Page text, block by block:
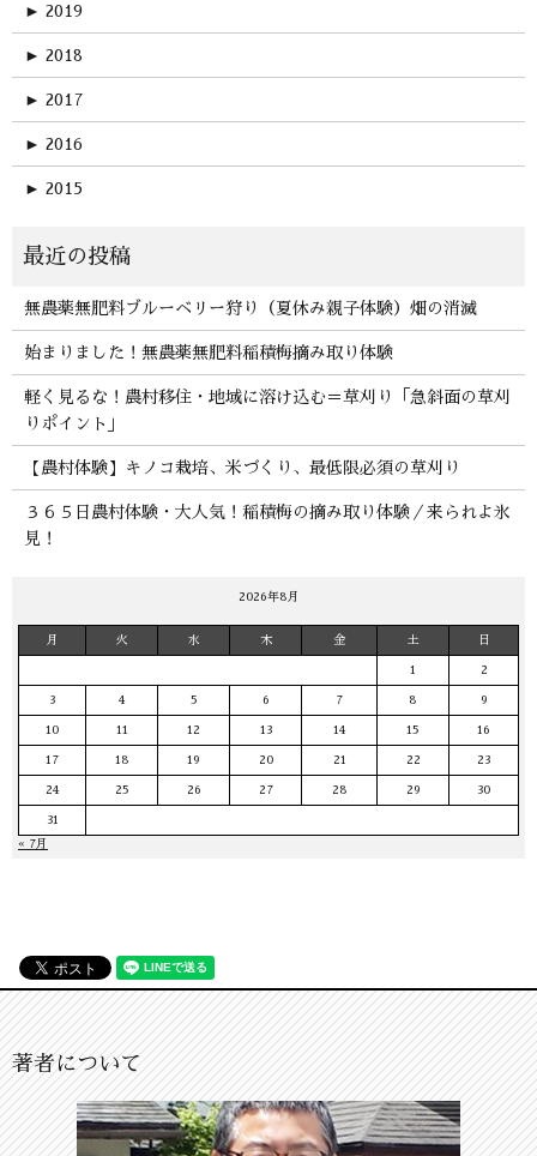
► 2019
► 2018
► 2017
► 2016
► 2015
無農薬無肥料ブルーベリー狩り（夏休み親子体験）畑の消滅
始まりました！無農薬無肥料稲積梅摘み取り体験
軽く見るな！農村移住・地域に溶け込む＝草刈り「急斜面の草刈
りポイント」
【農村体験】キノコ栽培、米づくり、最低限必須の草刈り
３６５日農村体験・大人気！稲積梅の摘み取り体験／来られよ氷
見！
2026年8月
月 火 水 木 金 土 日
1 2
3 4 5 6 7 8 9
10 11 12 13 14 15 16
17 18 19 20 21 22 23
24 25 26 27 28 29 30
31
« 7月
著者について